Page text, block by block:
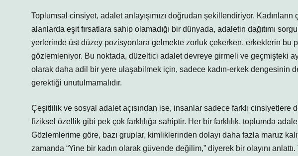
Toplumsal cinsiyet, adalet anlayışımızı doğrudan şekillendiriyor. Kadınların
alanlarda eşit fırsatlara sahip olamadığı bir dünyada, adaletin dağıtımı
yerlerinde üst düzey pozisyonlara gelmekte zorluk çekerken, erkeklerin bu
gözlemleniyor. Bu noktada, düzeltici adalet devreye girmeli ve geçmişteki
olarak daha adil bir yere ulaşabilmek için, sadece kadın-erkek dengesinin
gerektiği unutulmamalıdır.
Çeşitlilik ve sosyal adalet açısından ise, insanlar sadece farklı cinsiyetlere
fiziksel özellik gibi pek çok farklılığa sahiptir. Her bir farklılık, toplumda
Gözlemlerime göre, bazı gruplar, kimliklerinden dolayı daha fazla maruz
zamanda “Yine bir kadın olarak güvende değilim,” diyerek bir olayını